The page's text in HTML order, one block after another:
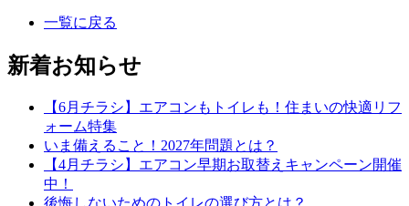
一覧に戻る
新着お知らせ
【6月チラシ】エアコンもトイレも！住まいの快適リフ
ォーム特集
いま備えること！2027年問題とは？
【4月チラシ】エアコン早期お取替えキャンペーン開催
中！
後悔しないためのトイレの選び方とは？